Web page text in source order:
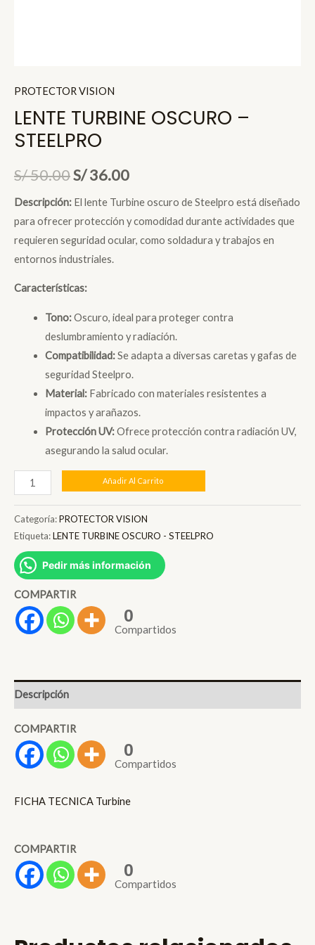
PROTECTOR VISION
LENTE TURBINE OSCURO –
STEELPRO
S/50.00El
precio
original
era:
S/ 50.00.
S/36.00El
precio
actual
Descripción: El lente Turbine oscuro de Steelpro está diseñado
para ofrecer protección y comodidad durante actividades que
requieren seguridad ocular, como soldadura y trabajos en
entornos industriales.
Características:
Tono:Oscuro, ideal para proteger contra
deslumbramiento y radiación.
Compatibilidad:Se adapta a diversas caretas y gafas de
seguridad Steelpro.
Material:Fabricado con materiales resistentes a
impactos y arañazos.
Protección UV:Ofrece protección contra radiación UV,
asegurando la salud ocular.
LENTE
TURBINE
OSCURO
-
STEELPRO
cantidad
Añadir Al Carrito
Categoría:PROTECTOR VISION
Etiqueta:LENTE TURBINE OSCURO - STEELPRO
Pedir más información
COMPARTIR
0
Compartidos
Descripción
COMPARTIR
0
Compartidos
FICHA TECNICA Turbine
COMPARTIR
0
Compartidos